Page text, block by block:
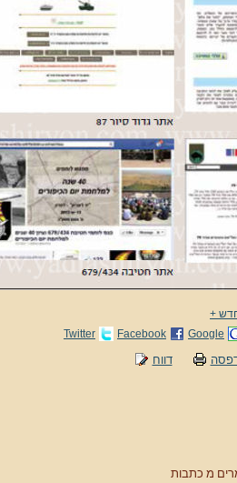
Google
Facebook
Twitter
דווח
מ כתבות